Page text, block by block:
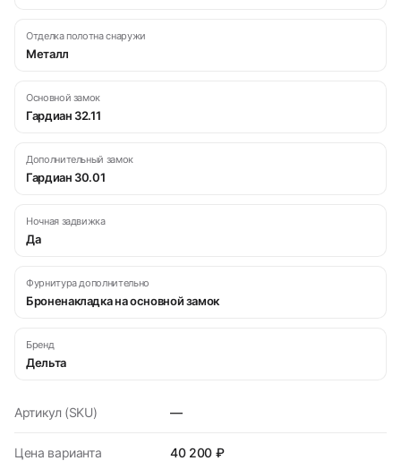
Отделка полотна снаружи
Металл
Основной замок
Гардиан 32.11
Дополнительный замок
Гардиан 30.01
Ночная задвижка
Да
Фурнитура дополнительно
Броненакладка на основной замок
Бренд
Дельта
Артикул (SKU) —
Цена варианта 40 200 ₽